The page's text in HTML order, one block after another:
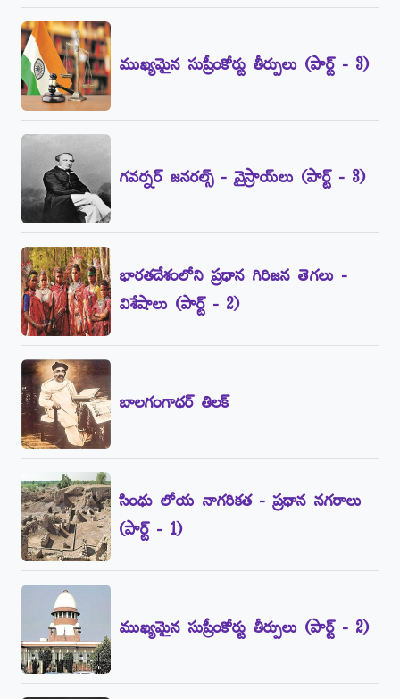
ముఖ్యమైన సుప్రీంకోర్టు తీర్పులు (పార్ట్‌ - 3)
గవర్నర్‌ జనరల్స్‌ - వైస్రాయ్‌లు (పార్ట్‌ - 3)
భారతదేశంలోని ప్రధాన గిరిజన తెగలు -
విశేషాలు (పార్ట్‌ - 2)
బాలగంగాధర్‌ తిలక్‌
సింధు లోయ నాగరికత - ప్రధాన నగరాలు
(పార్ట్‌ - 1)
ముఖ్యమైన సుప్రీంకోర్టు తీర్పులు (పార్ట్‌ - 2)